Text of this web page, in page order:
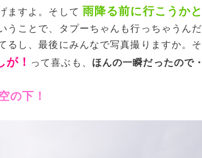
ますよ。そして 雨降る前に行こうかと
うことで、タプーちゃんも行っちゃうん
るし、最後にみんなで写真撮りますか。
が！ って喜ぶも、 ほんの一瞬だったので
の下！